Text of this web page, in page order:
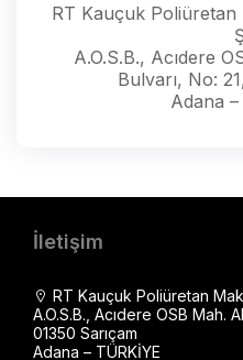
RT Kauçuk Poliüretan
A.O.S.B., Acıdere
Bulvarı, No:
Adana
İletişim
RT Kauçuk Poliüretan
A.O.S.B., Acıdere OSB Mah.
01350 Sarıçam
Adana – TÜRKİYE